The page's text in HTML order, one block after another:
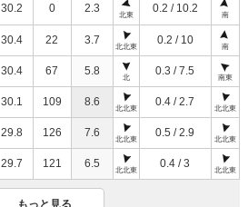
30.2 0 2.3
北東
0.2 / 10.2
南
30.4 22 3.7
北北東
0.2 / 10
南
30.4 67 5.8
北
0.3 / 7.5
南東
30.1 109 8.6
北北東
0.4 / 2.7
北北東
29.8 126 7.6
北北東
0.5 / 2.9
北北東
29.7 121 6.5
北北東
0.4 / 3
北北東
もっと見る